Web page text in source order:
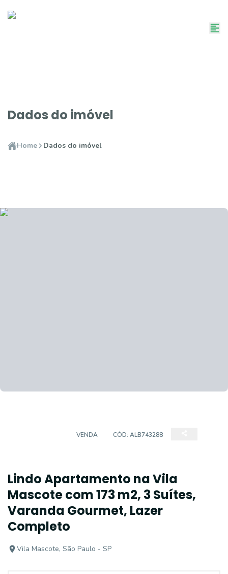
Dados do imóvel
Home Dados do imóvel
VENDA CÓD: ALB743288
Lindo Apartamento na Vila
Mascote com 173 m2, 3 Suítes,
Varanda Gourmet, Lazer
Completo
Vila Mascote, São Paulo - SP